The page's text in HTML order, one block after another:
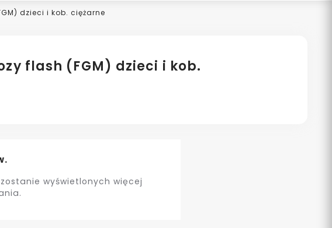
dzieci i kob. ciężarne
flash (FGM) dzieci i kob.
wyświetlonych więcej